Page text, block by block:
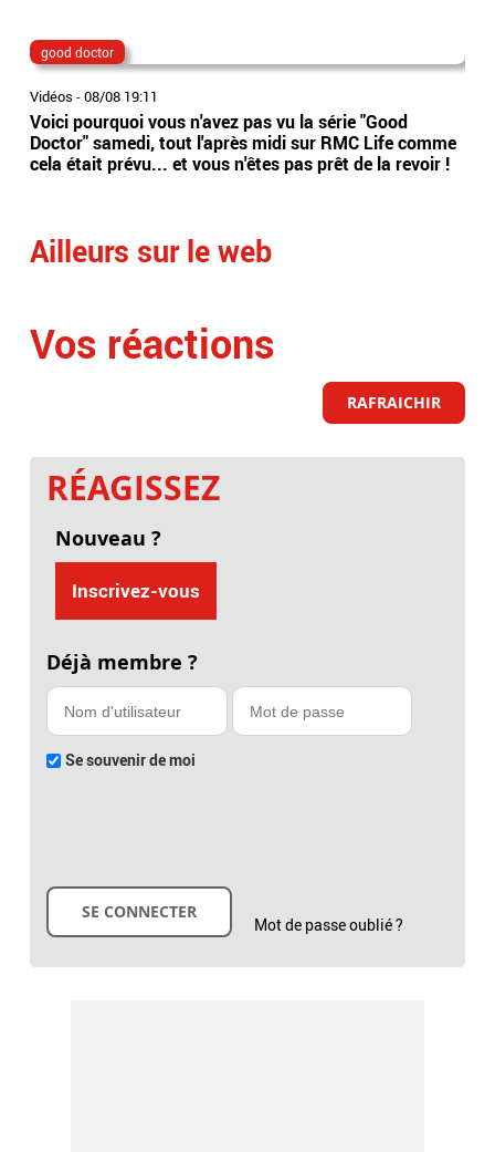
good doctor
Vidéos -08/08 19:11
Voici pourquoi vous n'avez pas vu la série "Good
Doctor" samedi, tout l'après midi sur RMC Life comme
cela était prévu... et vous n'êtes pas prêt de la revoir !
Ailleurs sur le web
Vos réactions
RAFRAICHIR
RÉAGISSEZ
Nouveau ?
Inscrivez-vous
Déjà membre ?
Se souvenir de moi
Mot de passe oublié ?